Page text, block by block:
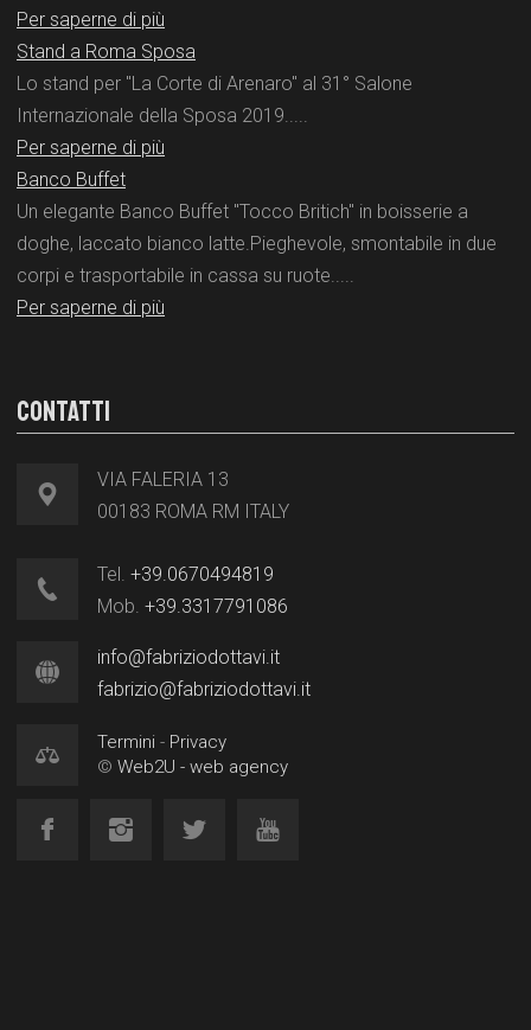
Per saperne di più
Stand a Roma Sposa
Lo stand per "La Corte di Arenaro" al 31° Salone
Internazionale della Sposa 2019.....
Per saperne di più
Banco Buffet
Un elegante Banco Buffet "Tocco Britich" in boisserie a
doghe, laccato bianco latte.Pieghevole, smontabile in due
corpi e trasportabile in cassa su ruote.....
Per saperne di più
CONTATTI
VIA FALERIA 13
00183 ROMA RM ITALY
Tel. +39.0670494819
Mob. +39.3317791086
info@fabriziodottavi.it
fabrizio@fabriziodottavi.it
Termini - Privacy
© Web2U - web agency